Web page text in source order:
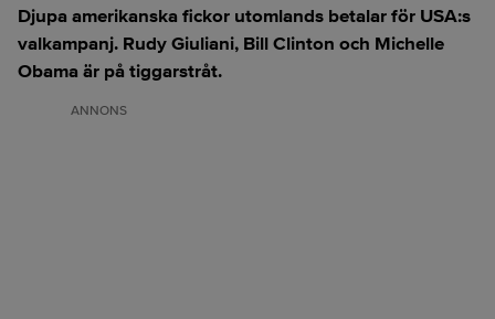
Djupa amerikanska fickor utomlands betalar för USA:s
valkampanj. Rudy Giuliani, Bill Clinton och Michelle
Obama är på tiggarstråt.
ANNONS